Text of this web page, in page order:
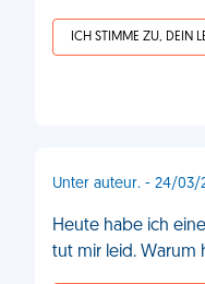
Unter auteur. - 24/03/
Heute habe ich
tut mir leid. Warum